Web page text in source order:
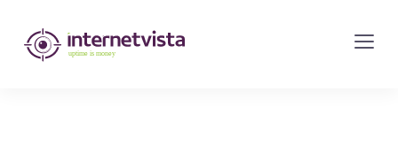
internetvista
monitoring